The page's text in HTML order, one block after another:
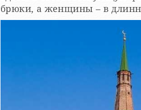
брюки, а женщины – в